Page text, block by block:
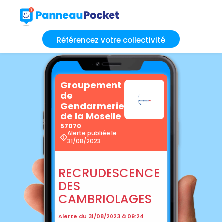
Référencez votre collectivité
Groupement
de
Gendarmerie
de la Moselle
57070
Alerte publiée le
31/08/2023
RECRUDESCENCE
DES
CAMBRIOLAGES
Alerte du 31/08/2023 à 09:24